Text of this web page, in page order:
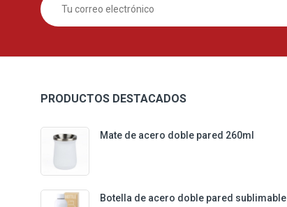
PRODUCTOS DESTACADOS
Mate de acero doble pared 260ml
Botella de acero doble pared sublimable